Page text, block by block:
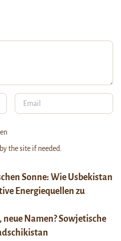
Sonne: Wie Usbekistan
Energiequellen zu
Namen? Sowjetische
the site if needed.